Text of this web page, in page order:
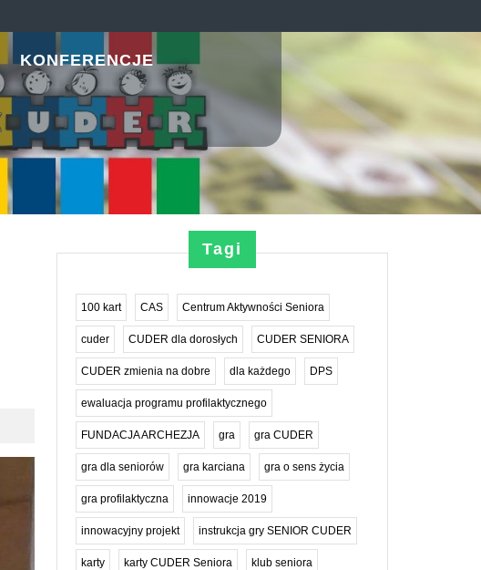
KONFERENCJE
Tagi
100 kart CAS Centrum Aktywności Seniora
cuder CUDER dla dorosłych CUDER SENIORA
CUDER zmienia na dobre dla każdego DPS
ewaluacja programu profilaktycznego
FUNDACJA ARCHEZJA gra gra CUDER
gra dla seniorów gra karciana gra o sens życia
gra profilaktyczna innowacje 2019
innowacyjny projekt instrukcja gry SENIOR CUDER
karty karty CUDER Seniora klub seniora